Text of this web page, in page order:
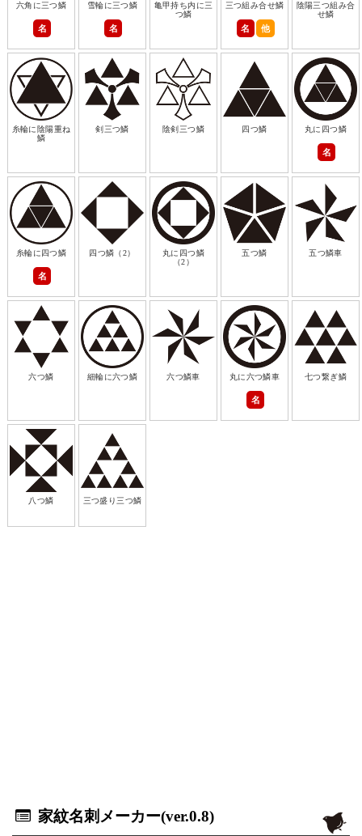
六角に三つ鱗
名
雪輪に三つ鱗
名
亀甲持ち内に三
つ鱗
三つ組み合せ鱗
名 他
陰陽三つ組み合
せ鱗
糸輪に陰陽重ね
鱗
剣三つ鱗 陰剣三つ鱗 四つ鱗 丸に四つ鱗
名
糸輪に四つ鱗
名
四つ鱗（2）
丸に四つ鱗
（2）
五つ鱗 五つ鱗車
六つ鱗 細輪に六つ鱗 六つ鱗車 丸に六つ鱗車
名
七つ繋ぎ鱗
八つ鱗 三つ盛り三つ鱗
家紋名刺メーカー(ver.0.8)